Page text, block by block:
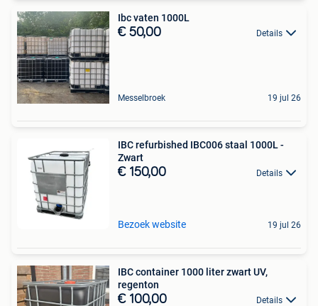
Ibc vaten 1000L
€ 50,00 Details
Messelbroek 19 jul 26
IBC refurbished IBC006 staal 1000L -
Zwart
€ 150,00 Details
Bezoek website 19 jul 26
IBC container 1000 liter zwart UV,
regenton
€ 100,00 Details